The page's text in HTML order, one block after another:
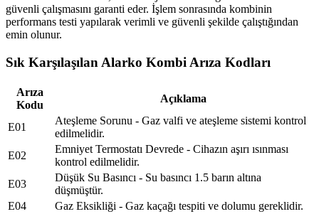
güvenli çalışmasını garanti eder. İşlem sonrasında kombinin
performans testi yapılarak verimli ve güvenli şekilde çalıştığından
emin olunur.
Sık Karşılaşılan Alarko Kombi Arıza Kodları
Arıza
Kodu
Açıklama
E01
Ateşleme Sorunu - Gaz valfi ve ateşleme sistemi kontrol
edilmelidir.
E02
Emniyet Termostatı Devrede - Cihazın aşırı ısınması
kontrol edilmelidir.
E03
Düşük Su Basıncı - Su basıncı 1.5 barın altına
düşmüştür.
E04
Gaz Eksikliği - Gaz kaçağı tespiti ve dolumu gereklidir.